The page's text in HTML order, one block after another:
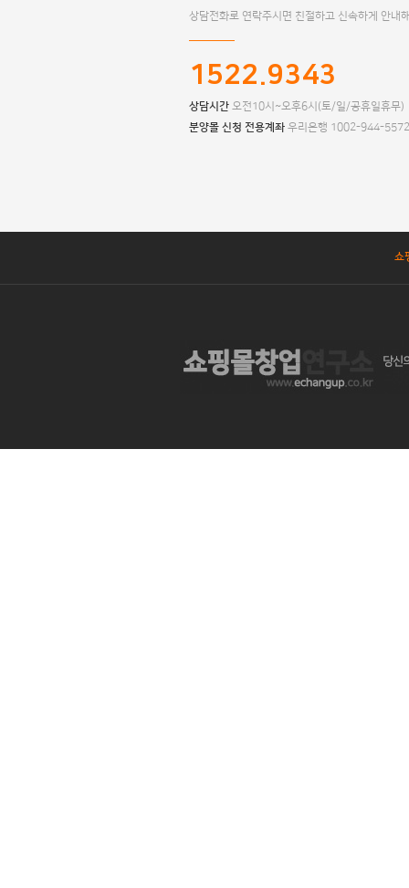
상담전화로 연락주시면 친절하고 신속하게 안내
1522.9343
상담시간오전10시~오후6시(토/일/공휴일휴무)
분양몰 신청 전용계좌우리은행 1002-944-
쇼